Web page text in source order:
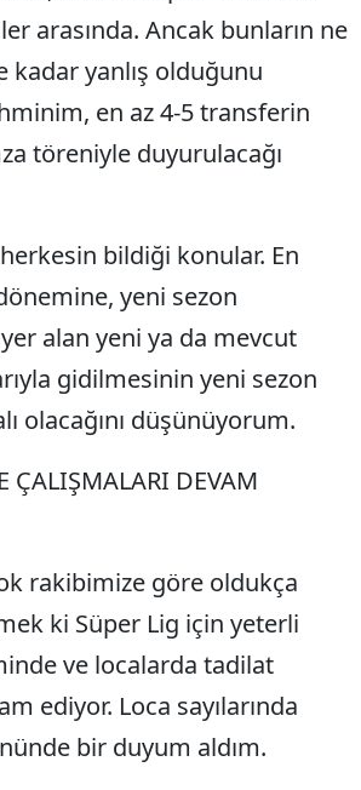
Eskişehir
Gaziantep
Giresun
Gümüşhane
Hatay
İstanbul
Kayseri
Kırklareli
Kırşehir
Kocaeli
arasında. Ancak bunların ne
kadar yanlış olduğunu
en az 4-5 transferin
töreniyle duyurulacağı
bildiği konular. En
yeni sezon
alan yeni ya da mevcut
gidilmesinin yeni sezon
olacağını düşünüyorum.
ÇALIŞMALARI DEVAM
rakibimize göre oldukça
ki Süper Lig için yeterli
ve localarda tadilat
ediyor. Loca sayılarında
bir duyum aldım.